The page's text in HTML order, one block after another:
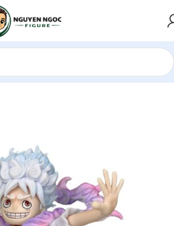
One Piece Luffy Gear 5 trạng thái